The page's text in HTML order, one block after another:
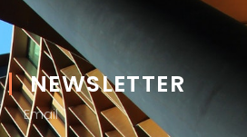
NEWSLETTER